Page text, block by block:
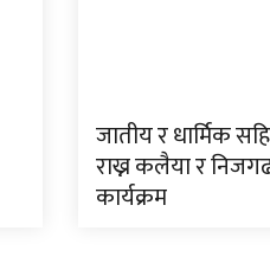
जातीय र धार्मिक
राख्न कलैया र
कार्यक्रम